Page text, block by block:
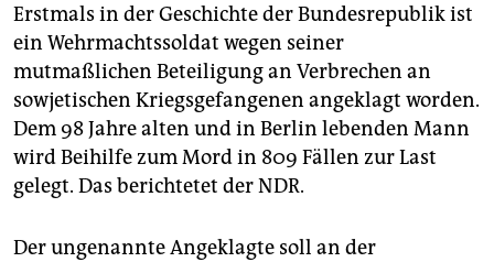
unterstützen
genossenschaft
epaper login
Erstmals in der Geschichte der Bundesrepublik ist
ein Wehrmachtssoldat wegen seiner
mutmaßlichen Beteiligung an Verbrechen an
sowjetischen Kriegsgefangenen angeklagt worden.
Dem 98 Jahre alten und in Berlin lebenden Mann
wird Beihilfe zum Mord in 809 Fällen zur Last
gelegt. Das berichtetet der NDR.
Der ungenannte Angeklagte soll an der